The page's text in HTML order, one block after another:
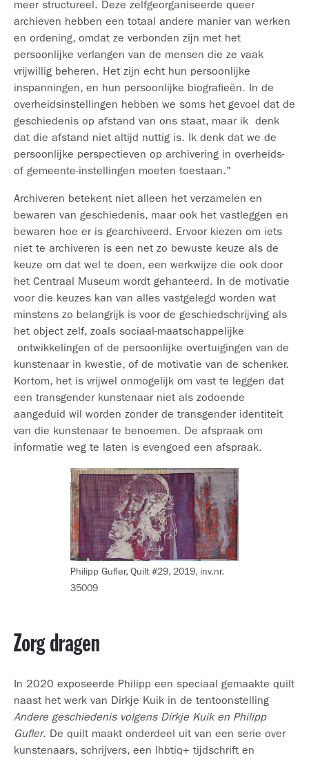
meer structureel. Deze zelfgeorganiseerde queer
archieven hebben een totaal andere manier van werken
en ordening, omdat ze verbonden zijn met het
persoonlijke verlangen van de mensen die ze vaak
vrijwillig beheren. Het zijn echt hun persoonlijke
inspanningen, en hun persoonlijke biografieën. In de
overheidsinstellingen hebben we soms het gevoel dat de
geschiedenis op afstand van ons staat, maar ik denk
dat die afstand niet altijd nuttig is. Ik denk dat we de
persoonlijke perspectieven op archivering in overheids-
of gemeente-instellingen moeten toestaan."
Archiveren betekent niet alleen het verzamelen en
bewaren van geschiedenis, maar ook het vastleggen en
bewaren hoe er is gearchiveerd. Ervoor kiezen om iets
niet te archiveren is een net zo bewuste keuze als de
keuze om dat wel te doen, een werkwijze die ook door
het Centraal Museum wordt gehanteerd. In de motivatie
voor die keuzes kan van alles vastgelegd worden wat
minstens zo belangrijk is voor de geschiedschrijving als
het object zelf, zoals sociaal-maatschappelijke
ontwikkelingen of de persoonlijke overtuigingen van de
kunstenaar in kwestie, of de motivatie van de schenker.
Kortom, het is vrijwel onmogelijk om vast te leggen dat
een transgender kunstenaar niet als zodoende
aangeduid wil worden zonder de transgender identiteit
van die kunstenaar te benoemen. De afspraak om
informatie weg te laten is evengoed een afspraak.
Philipp Gufler, Quilt #29, 2019, inv.nr.
35009
Zorg dragen
In 2020 exposeerde Philipp een speciaal gemaakte quilt
naast het werk van Dirkje Kuik in de tentoonstelling
Andere geschiedenis volgens Dirkje Kuik en Philipp
Gufler. De quilt maakt onderdeel uit van een serie over
kunstenaars, schrijvers, een lhbtiq+ tijdschrift en